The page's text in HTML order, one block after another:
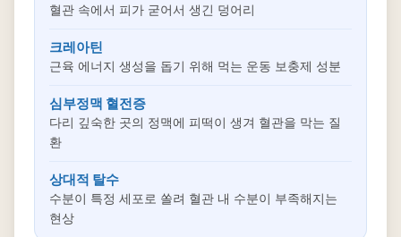
혈관 속에서 피가 굳어서 생긴 덩어리
크레아틴
근육 에너지 생성을 돕기 위해 먹는 운동 보충제 성분
심부정맥 혈전증
다리 깊숙한 곳의 정맥에 피떡이 생겨 혈관을 막는 질
환
상대적 탈수
수분이 특정 세포로 쏠려 혈관 내 수분이 부족해지는
현상